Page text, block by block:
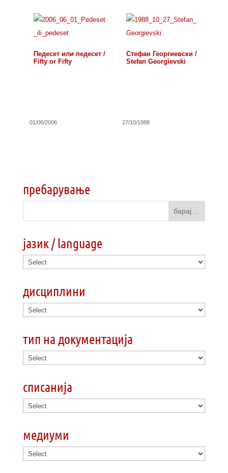
Педесет или педесет /
Fifty or Fifty
01/06/2006
Стефан Георгиевски /
Stefan Georgievski
27/10/1988
пребарување
јазик / language
дисциплини
тип на документација
списанија
медиуми